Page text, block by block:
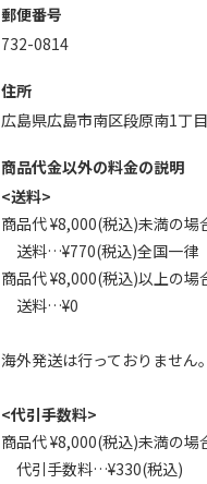
郵便番号
732-0814
住所
広島県広島市南区段原南1丁
商品代金以外の料金の説明
<送料>
商品代 ¥8,000(税込)未満の場
送料…¥770(税込)全国一律
商品代 ¥8,000(税込)以上の場
送料…¥0
海外発送は行っておりません。
<代引手数料>
商品代 ¥8,000(税込)未満の場
代引手数料…¥330(税込)